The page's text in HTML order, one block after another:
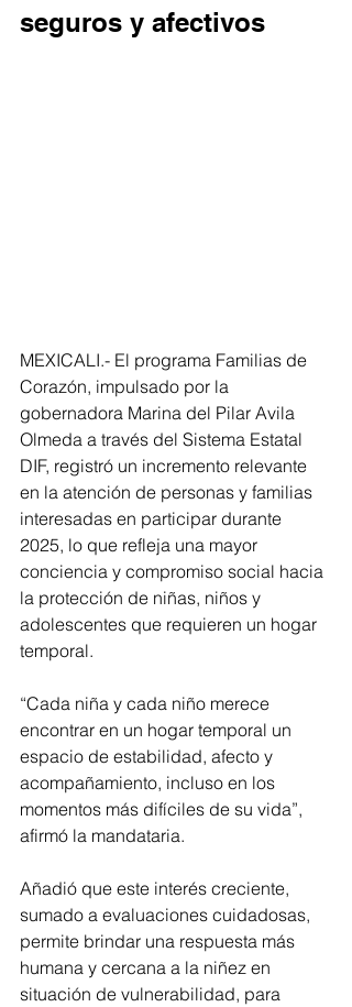
seguros y afectivos
MEXICALI.- El programa Familias de
Corazón, impulsado por la
gobernadora Marina del Pilar Avila
Olmeda a través del Sistema Estatal
DIF, registró un incremento relevante
en la atención de personas y familias
interesadas en participar durante
2025, lo que refleja una mayor
conciencia y compromiso social hacia
la protección de niñas, niños y
adolescentes que requieren un hogar
temporal.
“Cada niña y cada niño merece
encontrar en un hogar temporal un
espacio de estabilidad, afecto y
acompañamiento, incluso en los
momentos más difíciles de su vida”,
afirmó la mandataria.
Añadió que este interés creciente,
sumado a evaluaciones cuidadosas,
permite brindar una respuesta más
humana y cercana a la niñez en
situación de vulnerabilidad, para